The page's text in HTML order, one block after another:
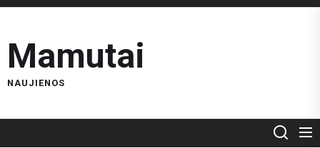
Skip
the
content
Mamutai
NAUJIENOS